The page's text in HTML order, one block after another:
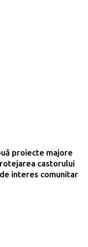
proiecte majore
castorului
interes comunitar